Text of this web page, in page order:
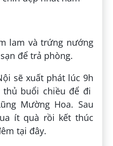
lam và trứng nướng
để trả phòng.
sẽ xuất phát lúc 9h
buổi chiều để đi
Mường Hoa. Sau
ít quà rồi kết thúc
tại đây.